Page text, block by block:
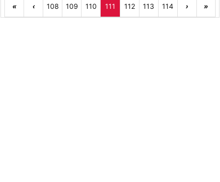
« ‹ 108 109 110 111 112 113 114 › »